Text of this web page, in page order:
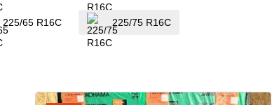
225/65 R16C 225/75 R16C